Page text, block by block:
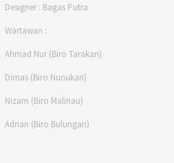
Designer : Bagas Putra
Wartawan :
Ahmad Nur (Biro Tarakan)
Dimas (Biro Nunukan)
Nizam (Biro Malinau)
Adrian (Biro Bulungan)